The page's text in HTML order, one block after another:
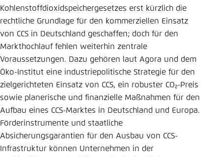
Kohlenstoffdioxidspeichergesetzes erst kürzlich die
rechtliche Grundlage für den kommerziellen Einsatz
von CCS in Deutschland geschaffen; doch für den
Markthochlauf fehlen weiterhin zentrale
Voraussetzungen. Dazu gehören laut Agora und dem
Öko-Institut eine industriepolitische Strategie für den
zielgerichteten Einsatz von CCS, ein robuster CO₂-Preis
sowie planerische und finanzielle Maßnahmen für den
Aufbau eines CCS-Marktes in Deutschland und Europa.
Förderinstrumente und staatliche
Absicherungsgarantien für den Ausbau von CCS-
Infrastruktur können Unternehmen in der